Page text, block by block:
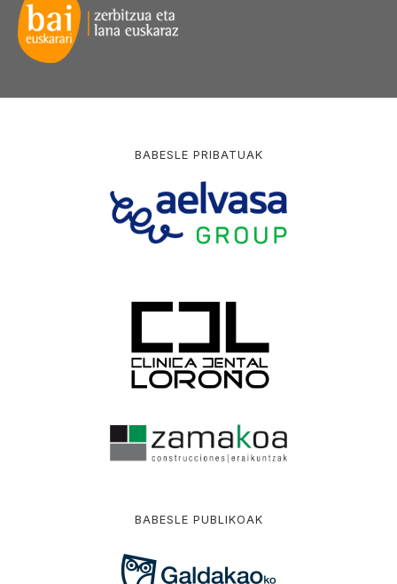
BABESLE PRIBATUAK
BABESLE PUBLIKOAK